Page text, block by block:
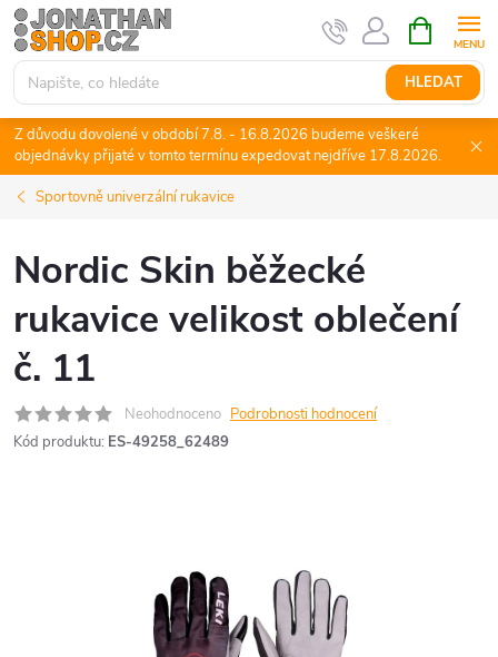
Přejít
na
obsah
HLEDAT
NÁKUPNÍ
KOŠÍK
Z důvodu dovolené v období 7.8. - 16.8.2026 budeme veškeré
objednávky přijaté v tomto termínu expedovat nejdříve 17.8.2026.
Sportovně univerzální rukavice
Nordic Skin běžecké
rukavice velikost oblečení
č. 11
Neohodnoceno Podrobnosti hodnocení
Kód produktu: ES-49258_62489